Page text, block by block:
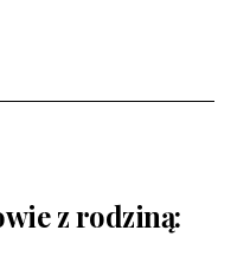
z rodziną: